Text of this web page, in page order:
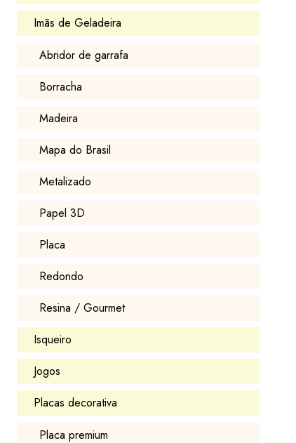
Imãs de Geladeira
Abridor de garrafa
Borracha
Madeira
Mapa do Brasil
Metalizado
Papel 3D
Placa
Redondo
Resina / Gourmet
Isqueiro
Jogos
Placas decorativa
Placa premium